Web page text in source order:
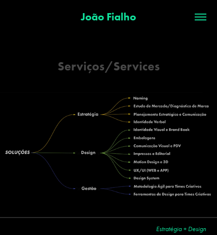
João Fialho
Serviços/Services
Estratégia + Design